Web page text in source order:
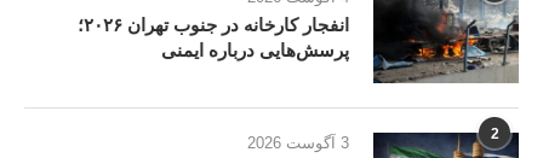
انفجار کارخانه در جنوب تهران ۲۰۲۶؛
پرسش‌هایی درباره ایمنی
2 3 آگوست 2026